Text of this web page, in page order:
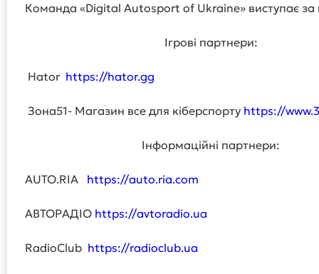
Команда «Digital Autosport of Ukraine» виступає за
Ігрові партнери:
Hator https://hator.gg
Зона51- Магазин все для кіберспорту https://
Інформаційні партнери:
AUTO.RIA https://auto.ria.com
АВТОРАДІО https://avtoradio.ua
RadioClub https://radioclub.ua